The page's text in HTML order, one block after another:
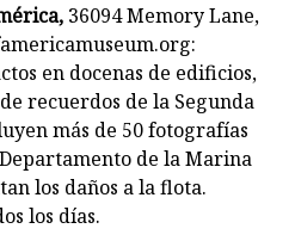
36094 Memory Lane,
en docenas de edificios,
recuerdos de la Segunda
más de 50 fotografías
de la Marina
los daños a la flota.
los días.